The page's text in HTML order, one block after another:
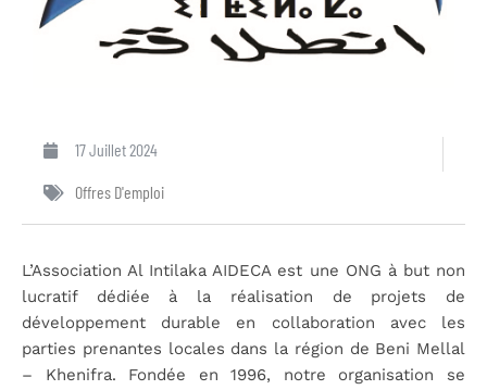
17 Juillet 2024
Offres D'emploi
L’Association Al Intilaka AIDECA est une ONG à but non
lucratif dédiée à la réalisation de projets de
développement durable en collaboration avec les
parties prenantes locales dans la région de Beni Mellal
– Khenifra. Fondée en 1996, notre organisation se